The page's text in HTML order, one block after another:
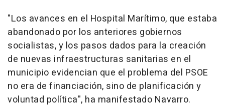
"Los avances en el Hospital Marítimo, que estaba
abandonado por los anteriores gobiernos
socialistas, y los pasos dados para la creación
de nuevas infraestructuras sanitarias en el
municipio evidencian que el problema del PSOE
no era de financiación, sino de planificación y
voluntad política", ha manifestado Navarro.